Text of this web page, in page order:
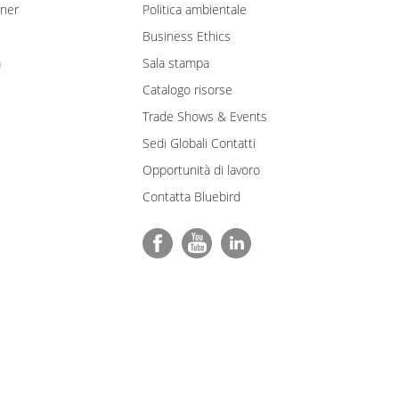
Politica ambientale
Business Ethics
Sala stampa
Catalogo risorse
Trade Shows & Events
Sedi Globali Contatti
Opportunità di lavoro
Contatta Bluebird